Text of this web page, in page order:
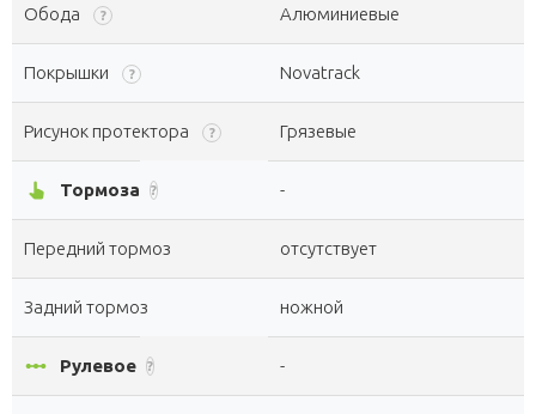
Обода ? Алюминиевые
Покрышки ? Novatrack
Рисунок протектора ? Грязевые
pan_tool_alt Тормоза ? -
Передний тормоз отсутствует
Задний тормоз ножной
linear_scale Рулевое ? -